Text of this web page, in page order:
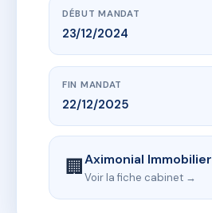
DÉBUT MANDAT
23/12/2024
FIN MANDAT
22/12/2025
🏢Aximonial Immobilier
Voir la fiche cabinet →